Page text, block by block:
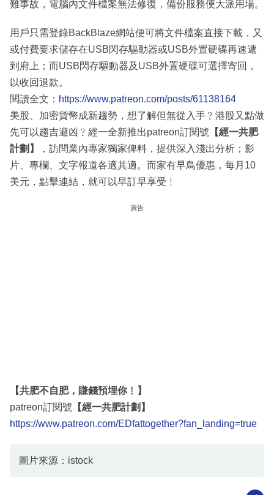
難事故，電腦內文件檔案無法修復，備份服務便大派用場。
用戶只需登錄BackBlaze網站便可將文件檔案直接下載，又
或付費要求儲存在USB閃存驅動器或USB外置硬碟再速遞
到府上；而USB閃存驅動器及USB外置硬碟可選擇寄回，
以收回退款。
閱讀全文： https://www.patreon.com/posts/61138164
美股、加密貨幣成新趨勢，想了解但無從入手﹖港股又點做
先可以趨吉避凶﹖經一全新推出patreon訂閱號 【經一共肥
計劃】
，訪問業內專家獨家俾料，提供深入淺出分析；影
片、專欄、文字報道各適其適。而家有早鳥優惠，每月10
美元，點擊連結，就可以早訂早享受﹗
廣告
【共肥不自肥，賺錢預埋你﹗】
patreon訂閱號 【經一共肥計劃】
https://www.patreon.com/EDfattogether?fan_landing=true
圖片來源：istock